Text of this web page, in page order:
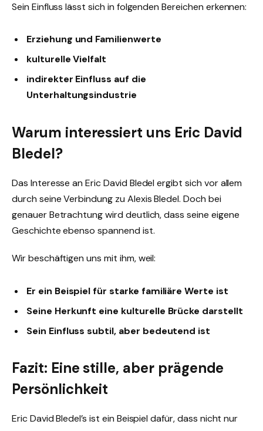
Sein Einfluss lässt sich in folgenden Bereichen erkennen:
Erziehung und Familienwerte
kulturelle Vielfalt
indirekter Einfluss auf die
Unterhaltungsindustrie
Warum interessiert uns Eric David
Bledel?
Das Interesse an Eric David Bledel ergibt sich vor allem
durch seine Verbindung zu Alexis Bledel. Doch bei
genauer Betrachtung wird deutlich, dass seine eigene
Geschichte ebenso spannend ist.
Wir beschäftigen uns mit ihm, weil:
Er ein Beispiel für starke familiäre Werte ist
Seine Herkunft eine kulturelle Brücke darstellt
Sein Einfluss subtil, aber bedeutend ist
Fazit: Eine stille, aber prägende
Persönlichkeit
Eric David Bledel’s ist ein Beispiel dafür, dass nicht nur